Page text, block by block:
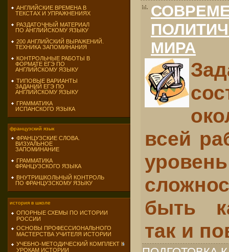
АНГЛИЙСКИЕ ВРЕМЕНА В
ТЕКСТАХ И УПРАЖНЕНИЯХ
РАЗДАТОЧНЫЙ МАТЕРИАЛ
ПО АНГЛИЙСКОМУ ЯЗЫКУ
200 АНГЛИЙСКИЙ ВЫРАЖЕНИЙ.
ТЕХНИКА ЗАПОМИНАНИЯ
КОНТРОЛЬНЫЕ РАБОТЫ В
ФОРМАТЕ ЕГЭ ПО
АНГЛИЙСКОМУ ЯЗЫКУ
ТИПОВЫЕ ВАРИАНТЫ
ЗАДАНИЙ ЕГЭ ПО
АНГЛИЙСКОМУ ЯЗЫКУ
ГРАММАТИКА
ИСПАНСКОГО ЯЗЫКА
французский язык
ФРАНЦУЗСКИЕ СЛОВА.
ВИЗУАЛЬНОЕ
ЗАПОМИНАНИЕ
ГРАММАТИКА
ФРАНЦУЗСКОГО ЯЗЫКА
ВНУТРИШКОЛЬНЫЙ КОНТРОЛЬ
ПО ФРАНЦУЗСКОМУ ЯЗЫКУ
история в школе
ОПОРНЫЕ СХЕМЫ ПО ИСТОРИИ
РОССИИ
ОСНОВЫ ПРОФЕССИОНАЛЬНОГО
МАСТЕРСТВА УЧИТЕЛЯ ИСТОРИИ
УЧЕБНО-МЕТОДИЧЕСКИЙ КОМПЛЕКТ К
УРОКАМ ИСТОРИИ
МИРА
всей
быть
так и